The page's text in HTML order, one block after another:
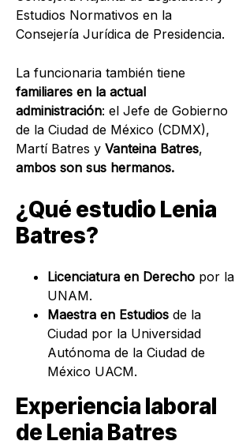
Estudios Normativos en la
Consejería Jurídica de Presidencia.
La funcionaria también tiene
familiares en la actual
administración: el Jefe de Gobierno
de la Ciudad de México (CDMX),
Martí Batres y Vanteina Batres,
ambos son sus hermanos.
¿Qué estudio Lenia
Batres?
Licenciatura en Derecho por la
UNAM.
Maestra en Estudios de la
Ciudad por la Universidad
Autónoma de la Ciudad de
México UACM.
Experiencia laboral
de Lenia Batres